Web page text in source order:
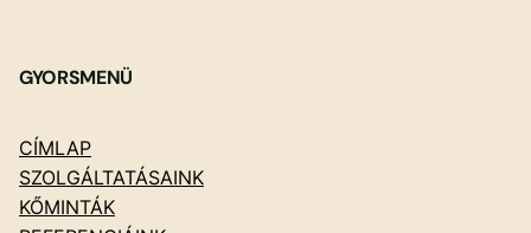
GYORSMENÜ
CÍMLAP
SZOLGÁLTATÁSAINK
KŐMINTÁK